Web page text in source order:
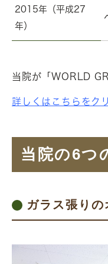
2015年（平成27
年）
当院が「WORLD
詳しくはこちらをク
当院の6つ
ガラス張り